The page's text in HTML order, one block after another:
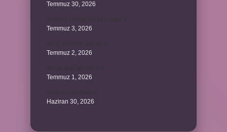
Temmuz 30, 2026
Temmuz 3, 2026
Temmuz 2, 2026
Temmuz 1, 2026
Haziran 30, 2026